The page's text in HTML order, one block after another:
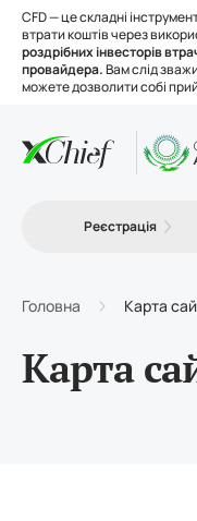
CFD — це складні
втрати коштів через
роздрібних інвесторів
провайдера.Вам слід
можете дозволити собі
Торгівля
Інструменти
Реєстрація
Головна Карта
Карта